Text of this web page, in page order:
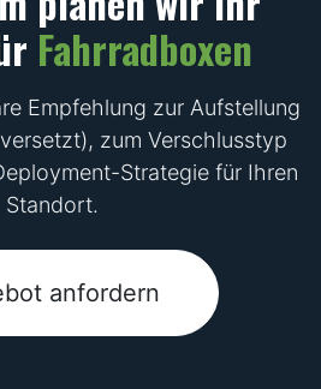
Fahrradboxen
Empfehlung zur Aufstellung
zum Verschlusstyp
Strategie für Ihren
Standort.
anfordern